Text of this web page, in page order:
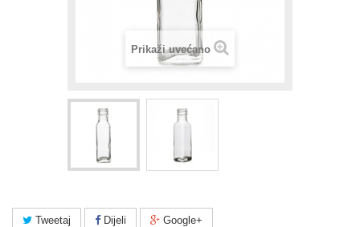
Prikaži uvećano
Tweetaj Dijeli Google+